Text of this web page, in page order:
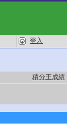
登入
積分王成績